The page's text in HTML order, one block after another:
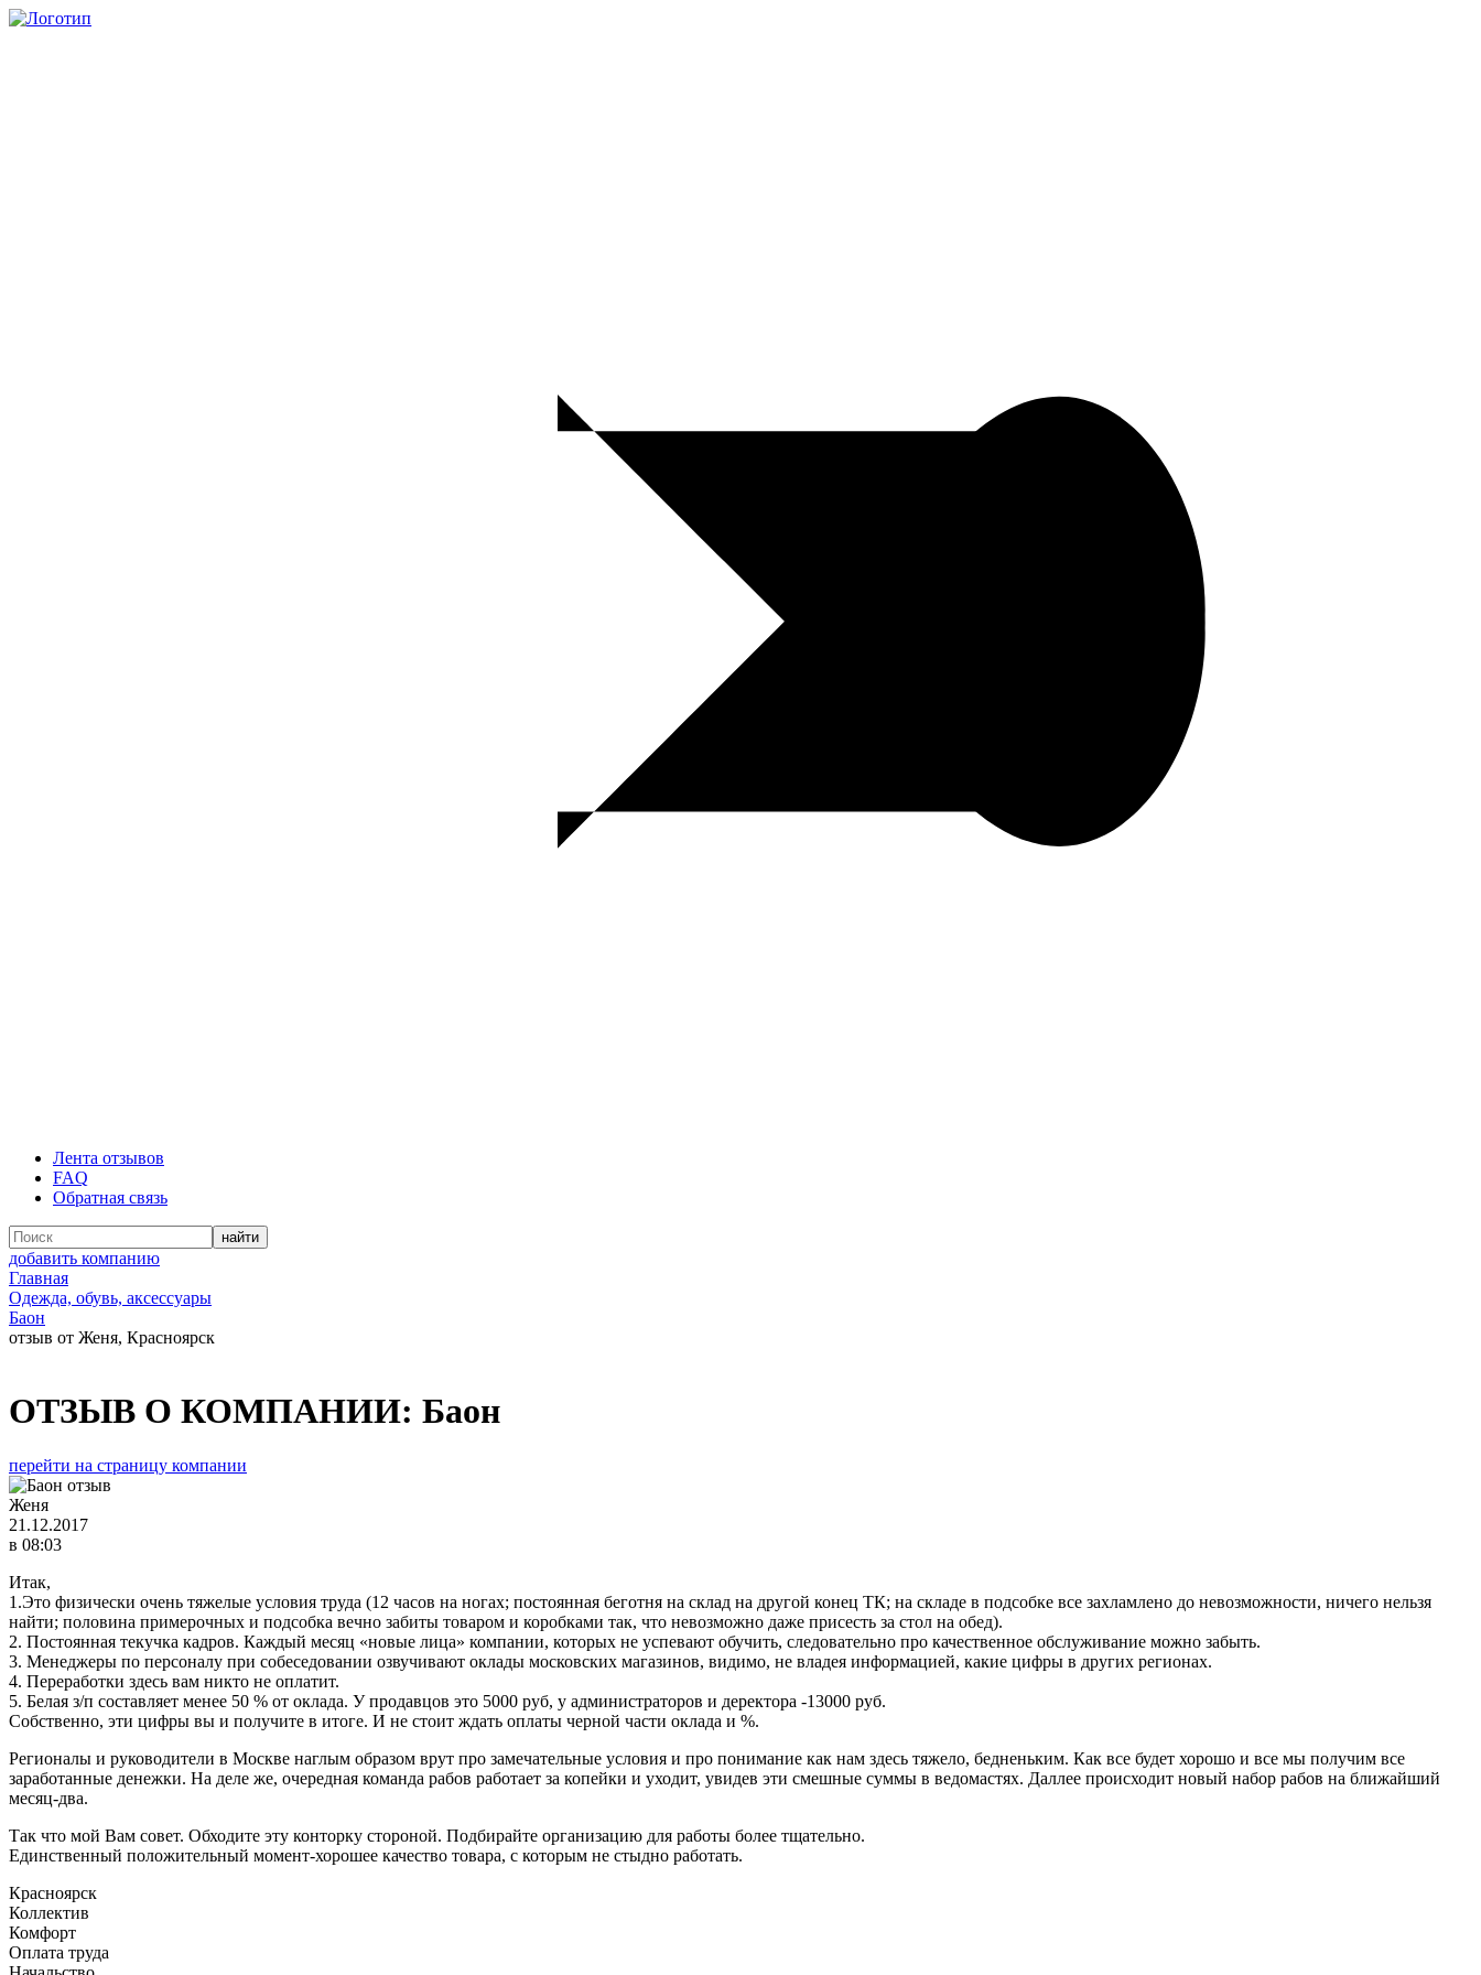
Лента отзывов
FAQ
Обратная связь
добавить компанию
Главная
Одежда, обувь, аксессуары
Баон
отзыв от Женя, Красноярск
ОТЗЫВ О КОМПАНИИ: Баон
перейти на страницу компании
Женя
21.12.2017
в 08:03
Итак,
1.Это физически очень тяжелые условия труда (12 часов на ногах; постоянная беготня на склад на другой конец ТК; на складе в подсобке все захламлено до невозможности, ничего нельзя
найти; половина примерочных и подсобка вечно забиты товаром и коробками так, что невозможно даже присесть за стол на обед).
2. Постоянная текучка кадров. Каждый месяц «новые лица» компании, которых не успевают обучить, следовательно про качественное обслуживание можно забыть.
3. Менеджеры по персоналу при собеседовании озвучивают оклады московских магазинов, видимо, не владея информацией, какие цифры в других регионах.
4. Переработки здесь вам никто не оплатит.
5. Белая з/п составляет менее 50 % от оклада. У продавцов это 5000 руб, у администраторов и деректора -13000 руб.
Собственно, эти цифры вы и получите в итоге. И не стоит ждать оплаты черной части оклада и %.
Регионалы и руководители в Москве наглым образом врут про замечательные условия и про понимание как нам здесь тяжело, бедненьким. Как все будет хорошо и все мы получим все
заработанные денежки. На деле же, очередная команда рабов работает за копейки и уходит, увидев эти смешные суммы в ведомастях. Даллее происходит новый набор рабов на ближайший
месяц-два.
Так что мой Вам совет. Обходите эту конторку стороной. Подбирайте организацию для работы более тщательно.
Единственный положительный момент-хорошее качество товара, с которым не стыдно работать.
Красноярск
Коллектив
Комфорт
Оплата труда